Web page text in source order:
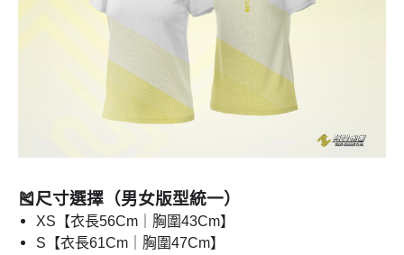
🎽尺寸選擇（男女版型統一）
XS【衣長56Cm｜胸圍43Cm】
S【衣長61Cm｜胸圍47Cm】